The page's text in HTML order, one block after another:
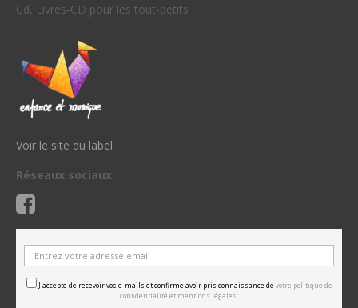
Cd, Livres-CD pour les tout-petits
Voir le site du label
Réseaux sociaux
J'accepte de recevoir vos e-mails et confirme avoir pris connaissance de votre politique de
confidentialité et mentions légales.